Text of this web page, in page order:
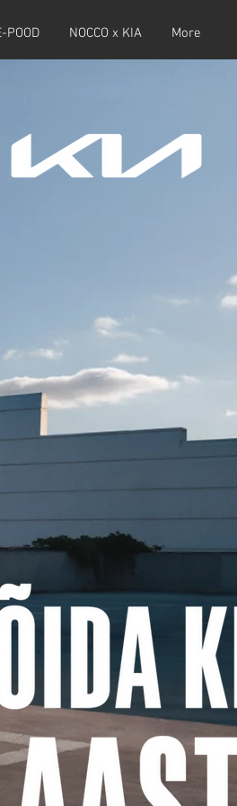
POOD NOCCO x KIA More